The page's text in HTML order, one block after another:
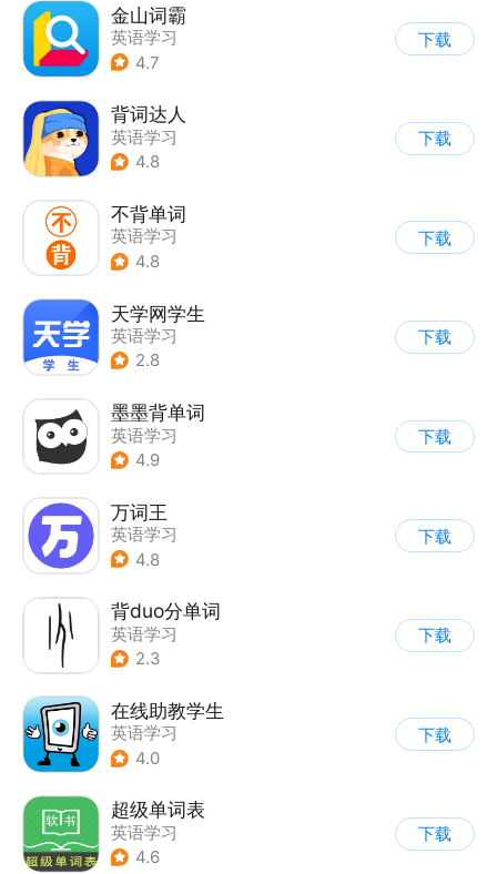
金山词霸
英语学习
4.7
下载
背词达人
英语学习
4.8
下载
不背单词
英语学习
4.8
下载
天学网学生
英语学习
2.8
下载
墨墨背单词
英语学习
4.9
下载
万词王
英语学习
4.8
下载
背duo分单词
英语学习
2.3
下载
在线助教学生
英语学习
4.0
下载
超级单词表
英语学习
4.6
下载